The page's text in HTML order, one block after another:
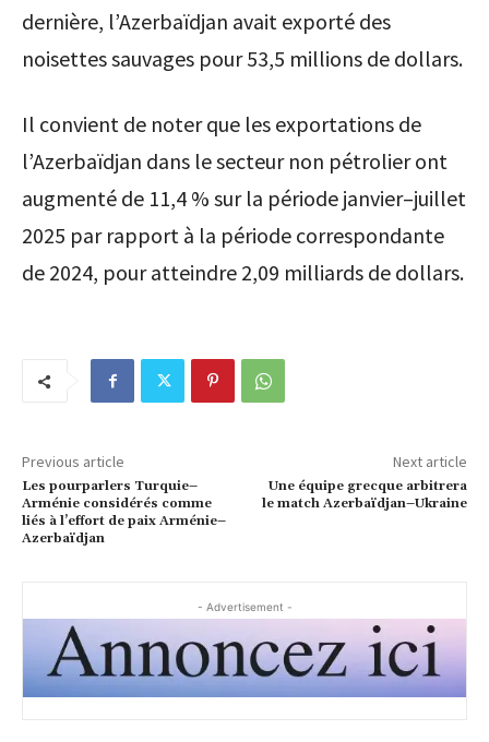
dernière, l’Azerbaïdjan avait exporté des
noisettes sauvages pour 53,5 millions de dollars.
Il convient de noter que les exportations de
l’Azerbaïdjan dans le secteur non pétrolier ont
augmenté de 11,4 % sur la période janvier–juillet
2025 par rapport à la période correspondante
de 2024, pour atteindre 2,09 milliards de dollars.
Previous article
Les pourparlers Turquie–
Arménie considérés comme
liés à l’effort de paix Arménie–
Azerbaïdjan
Next article
Une équipe grecque arbitrera
le match Azerbaïdjan–Ukraine
- Advertisement -